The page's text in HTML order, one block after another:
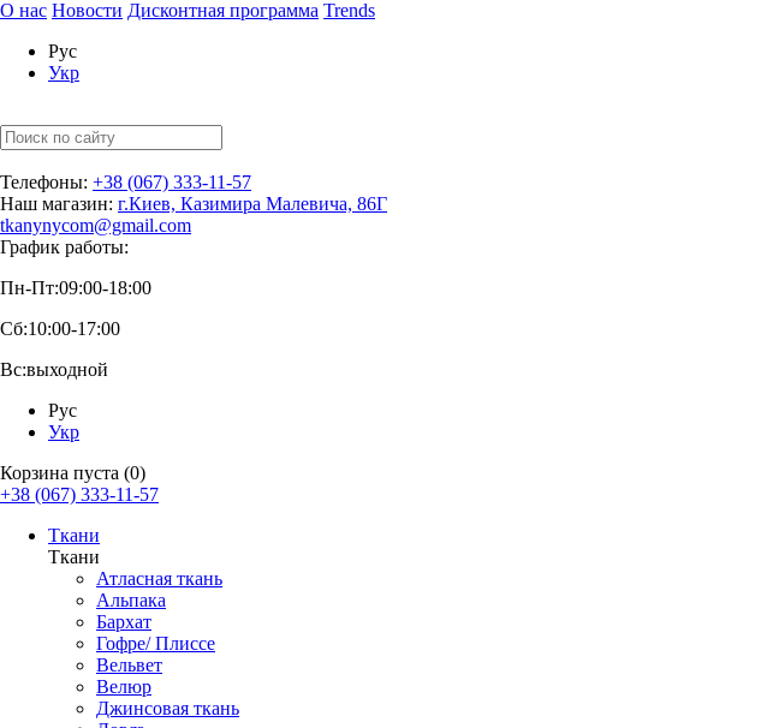
О нас Новости Дисконтная программа Trends
Рус
Укр
Телефоны: +38 (067) 333-11-57
Наш магазин: г.Киев, Казимира Малевича, 86Г
tkanynycom@gmail.com
График работы:
Пн-Пт:09:00-18:00
Сб:10:00-17:00
Вс:выходной
Рус
Укр
Корзина пуста (0)
+38 (067) 333-11-57
Ткани
Ткани
Атласная ткань
Альпака
Бархат
Гофре/ Плиссе
Вельвет
Велюр
Джинсовая ткань